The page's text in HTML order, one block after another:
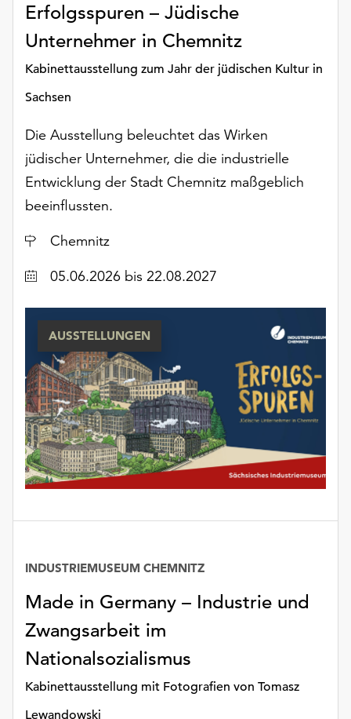
unserer
Datenschutzerklärung
oder
Impressum
Erfolgsspuren – Jüdische
Unternehmer in Chemnitz
Kabinettausstellung zum Jahr der jüdischen Kultur in
Sachsen
Die Ausstellung beleuchtet das Wirken
jüdischer Unternehmer, die die industrielle
Entwicklung der Stadt Chemnitz maßgeblich
beeinflussten.
Ort
Chemnitz
Datum05.06.2026 bis 22.08.2027
AUSSTELLUNGEN
Made in Germany – Industrie und
Zwangsarbeit im
Nationalsozialismus
Kabinettausstellung mit Fotografien von Tomasz
Lewandowski
INDUSTRIEMUSEUM CHEMNITZ